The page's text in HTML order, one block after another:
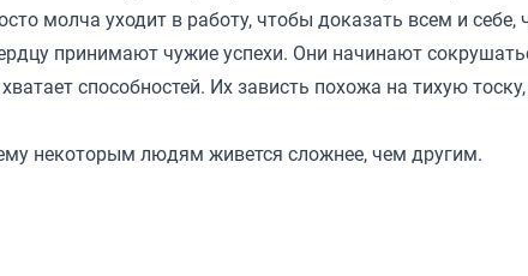
молча уходит в работу, чтобы доказать всем и
принимают чужие успехи. Они начинают
способностей. Их зависть похожа на тихую
некоторым людям живется сложнее, чем другим.